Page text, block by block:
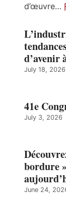
d’œuvre…
d’avenir
July 18, 2026
41e
July 3, 2026
bordure
June 24,